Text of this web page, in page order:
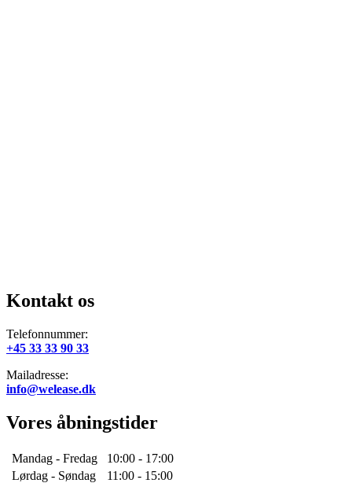
Kontakt os
Telefonnummer:
+45 33 33 90 33
Mailadresse:
info@welease.dk
Vores åbningstider
Mandag - Fredag
10:00 - 17:00
Lørdag - Søndag
11:00 - 15:00